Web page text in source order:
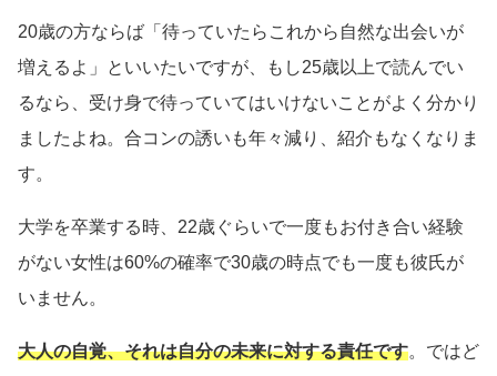
20歳の方ならば「待っていたらこれから自然な出会いが
増えるよ」といいたいですが、もし25歳以上で読んでい
るなら、受け身で待っていてはいけないことがよく分かり
ましたよね。合コンの誘いも年々減り、紹介もなくなりま
す。
大学を卒業する時、22歳ぐらいで一度もお付き合い経験
がない女性は60%の確率で30歳の時点でも一度も彼氏が
いません。
大人の自覚、それは自分の未来に対する責任です。ではど